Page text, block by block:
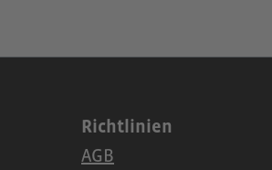
Richtlinien
AGB